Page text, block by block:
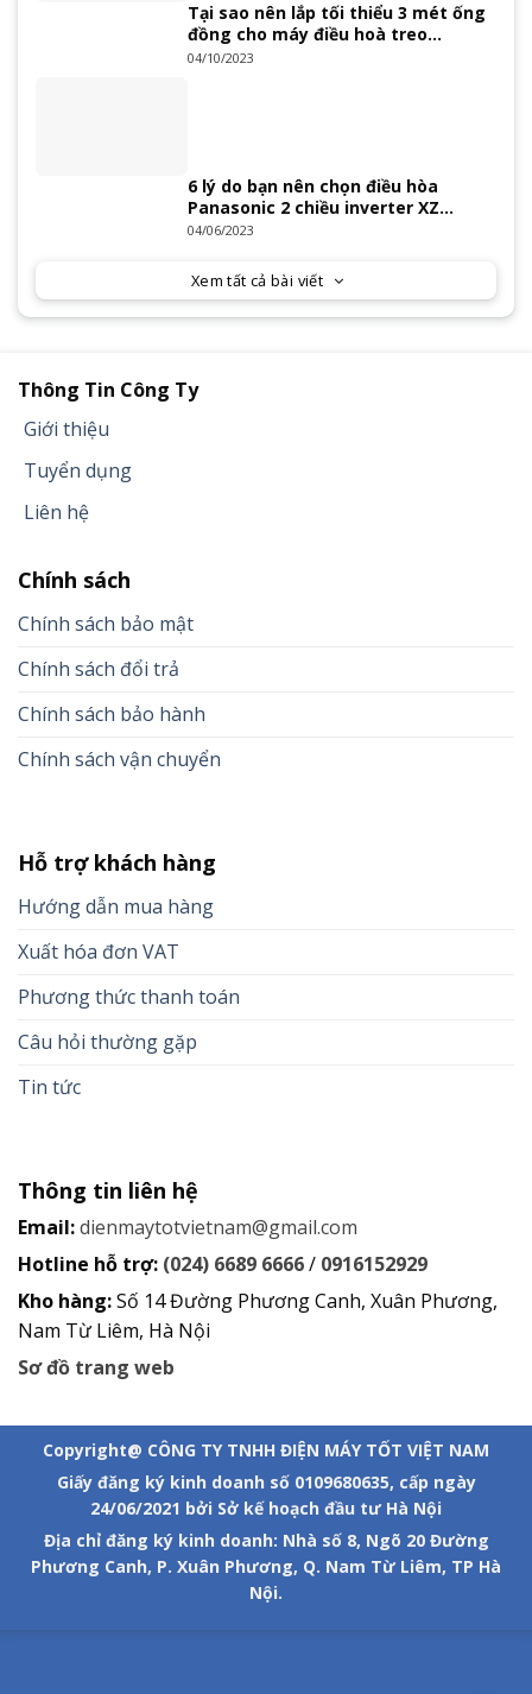
Tại sao nên lắp tối thiểu 3 mét ống
đồng cho máy điều hoà treo
tường?
04/10/2023
6 lý do bạn nên chọn điều hòa
Panasonic 2 chiều inverter XZ
Series 2023
04/06/2023
Xem tất cả bài viết
Thông Tin Công Ty
Giới thiệu
Tuyển dụng
Liên hệ
Chính sách
Chính sách bảo mật
Chính sách đổi trả
Chính sách bảo hành
Chính sách vận chuyển
Hỗ trợ khách hàng
Hướng dẫn mua hàng
Xuất hóa đơn VAT
Phương thức thanh toán
Câu hỏi thường gặp
Tin tức
Thông tin liên hệ
Email:dienmaytotvietnam@gmail.com
Hotline hỗ trợ: (024) 6689 6666/ 0916152929
Kho hàng:Số 14 Đường Phương Canh, Xuân Phương,
Nam Từ Liêm, Hà Nội
Sơ đồ trang web
Copyright@ CÔNG TY TNHH ĐIỆN MÁY TỐT VIỆT NAM
Giấy đăng ký kinh doanh số 0109680635, cấp ngày
24/06/2021 bởi Sở kế hoạch đầu tư Hà Nội
Địa chỉ đăng ký kinh doanh: Nhà số 8, Ngõ 20 Đường
Phương Canh, P. Xuân Phương, Q. Nam Từ Liêm, TP Hà
Nội.